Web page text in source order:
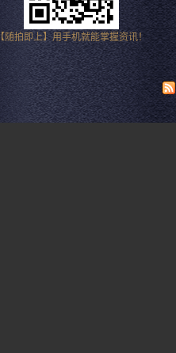
【随拍即上】用手机就能掌握资讯！